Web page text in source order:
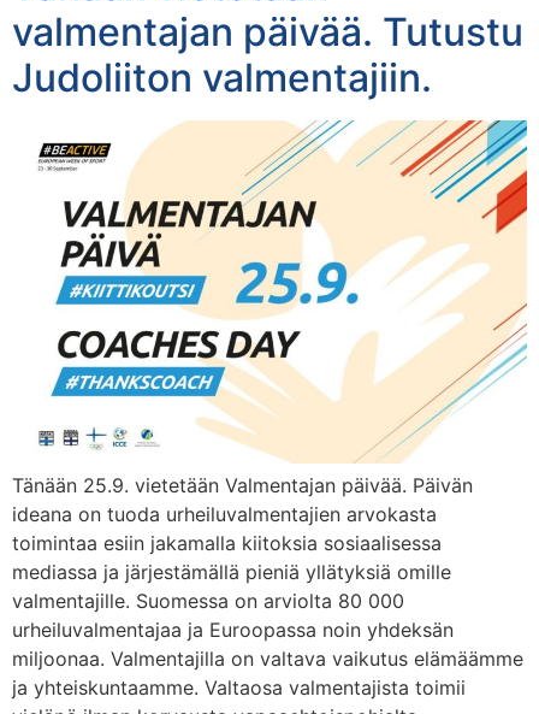
valmentajan päivää. Tutustu
Judoliiton valmentajiin.
Tänään 25.9. vietetään Valmentajan päivää. Päivän
ideana on tuoda urheiluvalmentajien arvokasta
toimintaa esiin jakamalla kiitoksia sosiaalisessa
mediassa ja järjestämällä pieniä yllätyksiä omille
valmentajille. Suomessa on arviolta 80 000
urheiluvalmentajaa ja Euroopassa noin yhdeksän
miljoonaa. Valmentajilla on valtava vaikutus elämäämme
ja yhteiskuntaamme. Valtaosa valmentajista toimii